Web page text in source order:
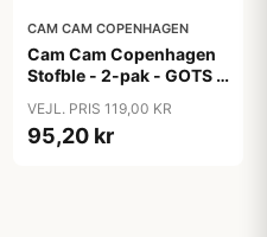
CAM CAM COPENHAGEN
Cam Cam Copenhagen
Stofble - 2-pak - GOTS -
VEJL. PRIS 119,00 KR
95,20 kr